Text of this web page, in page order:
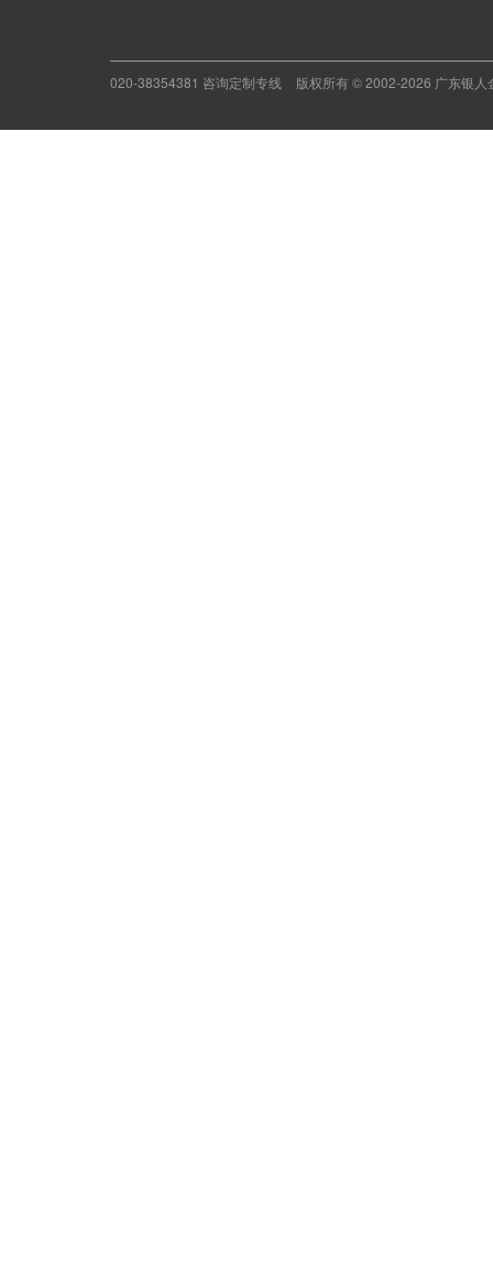
020-38354381 咨询定制专线 版权所有 © 2002-2026 广东银人